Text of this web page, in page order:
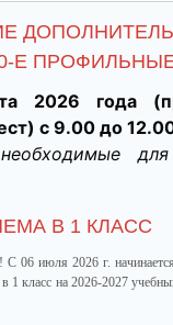
Е
2026 года
с 9.00 до
для
В 1 КЛАСС
С 06 июля 2026 г.
в 1 класс на 2026-2027